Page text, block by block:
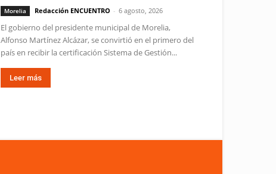
Morelia Redacción ENCUENTRO - 6 agosto, 2026
El gobierno del presidente municipal de Morelia,
Alfonso Martínez Alcázar, se convirtió en el primero del
país en recibir la certificación Sistema de Gestión...
Leer más